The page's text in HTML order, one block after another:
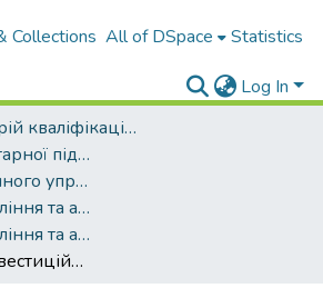
Collections All of DSpace Statistics
Log In
Репозитарій кваліфікаційних робіт здобувачів вищої освіти
Інститут гуманітарної підготовки та державного управління
Кафедра публічного управління та адміністрування
Публічне управління та адміністрування (рівень магістр)
Публічне управління та адміністрування, магістр, 2024
Формування інвестиційного потенціалу національної економіки в контексті реалізації державної інвестиційної політики України